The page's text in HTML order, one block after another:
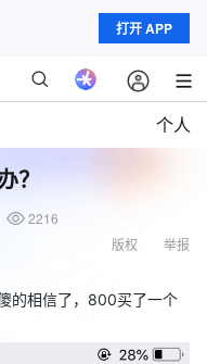
打开 APP
个人
？
2216
举报
版权
的相信了，800买了一个